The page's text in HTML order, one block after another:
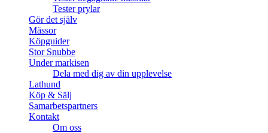
Tester prylar
Gör det själv
Mässor
Köpguider
Stor Snubbe
Under markisen
Dela med dig av din upplevelse
Lathund
Köp & Sälj
Samarbetspartners
Kontakt
Om oss